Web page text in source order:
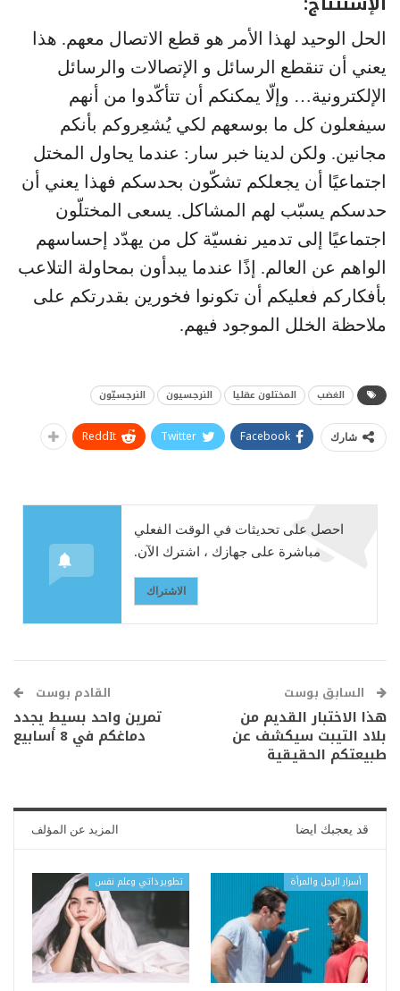
الحل الوحيد لهذا الأمر هو قطع الاتصال معهم. هذا
يعني أن تنقطع الرسائل و الإتصالات والرسائل
الإلكترونية… وإلّا يمكنكم أن تتأكّدوا من أنهم
سيفعلون كل ما بوسعهم لكي يُشعِروكم بأنكم
مجانين. ولكن لدينا خبر سار: عندما يحاول المختل
اجتماعيًا أن يجعلكم تشكّون بحدسكم فهذا يعني أن
حدسكم يسبّب لهم المشاكل. يسعى المختلّون
اجتماعيًا إلى تدمير نفسيّة كل من يهدّد إحساسهم
الواهم عن العالم. إذًا عندما يبدأون بمحاولة التلاعب
بأفكاركم فعليكم أن تكونوا فخورين بقدرتكم على
ملاحظة الخلل الموجود فيهم.
الغضب المختلون عقليا النرجسيون النرجسيّون
شارك Facebook
Twitter
ReddIt
احصل على تحديثات في الوقت الفعلي
مباشرة على جهازك ، اشترك الآن.
الاشتراك
السابق بوست
هذا الاختبار القديم من
بلاد التيبت سيكشف عن
طبيعتكم الحقيقية
القادم بوست
تمرين واحد بسيط يجدد
دماغكم في 8 أسابيع
قد يعجبك ايضا المزيد عن المؤلف
أسرار الرجل والمرأة تطوير ذاتي وعلم نفس